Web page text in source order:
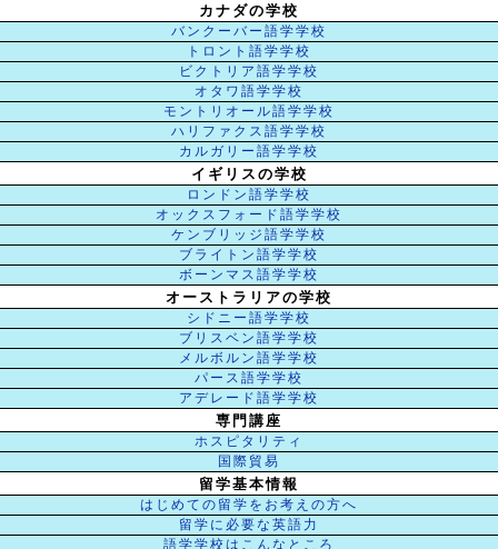
カナダの学校
バンクーバー語学学校
トロント語学学校
ビクトリア語学学校
オタワ語学学校
モントリオール語学学校
ハリファクス語学学校
カルガリー語学学校
イギリスの学校
ロンドン語学学校
オックスフォード語学学校
ケンブリッジ語学学校
ブライトン語学学校
ボーンマス語学学校
オーストラリアの学校
シドニー語学学校
ブリスベン語学学校
メルボルン語学学校
パース語学学校
アデレード語学学校
専門講座
ホスピタリティ
国際貿易
留学基本情報
はじめての留学をお考えの方へ
留学に必要な英語力
語学学校はこんなところ